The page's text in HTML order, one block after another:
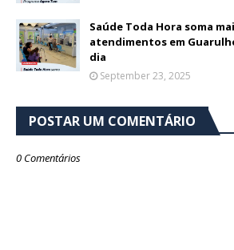
Saúde Toda Hora soma
atendimentos em
dia
September 23, 2025
POSTAR UM COMENTÁRIO
0 Comentários